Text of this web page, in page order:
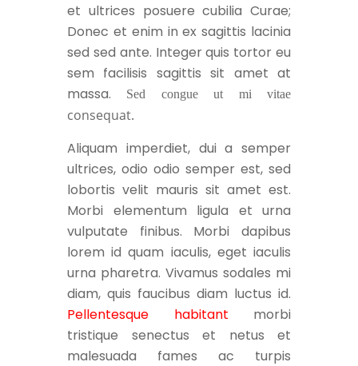
et ultrices posuere cubilia Curae;
Donec et enim in ex sagittis lacinia
sed sed ante. Integer quis tortor eu
sem facilisis sagittis sit amet at
massa.
Sed congue ut mi vitae
consequat.
Aliquam imperdiet, dui a semper
ultrices, odio odio semper est, sed
lobortis velit mauris sit amet est.
Morbi elementum ligula et urna
vulputate finibus. Morbi dapibus
lorem id quam iaculis, eget iaculis
urna pharetra. Vivamus sodales mi
diam, quis faucibus diam luctus id.
Pellentesque habitant morbi
tristique senectus et netus et
malesuada fames ac turpis